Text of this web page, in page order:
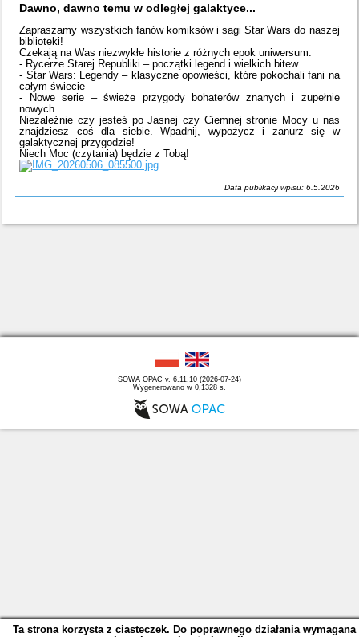
Dawno, dawno temu w odległej galaktyce...
Zapraszamy wszystkich fanów komiksów i sagi Star Wars do naszej
biblioteki!
Czekają na Was niezwykłe historie z różnych epok uniwersum:
- Rycerze Starej Republiki – początki legend i wielkich bitew
- Star Wars: Legendy – klasyczne opowieści, które pokochali fani na
całym świecie
- Nowe serie – świeże przygody bohaterów znanych i zupełnie
nowych
Niezależnie czy jesteś po Jasnej czy Ciemnej stronie Mocy u nas
znajdziesz coś dla siebie. Wpadnij, wypożycz i zanurz się w
galaktycznej przygodzie!
Niech Moc (czytania) będzie z Tobą!
Data publikacji wpisu: 6.5.2026
SOWA OPAC v. 6.11.10 (2026-07-24)
Wygenerowano w 0,1328 s.
Ta strona korzysta z ciasteczek. Do poprawnego działania wymagana